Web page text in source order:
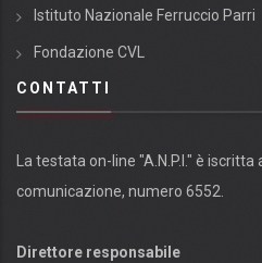
Istituto Nazionale Ferruccio Parri
Fondazione CVL
CONTATTI
La testata on-line "A.N.P.I." è
comunicazione, numero 6552.
Direttore responsabile